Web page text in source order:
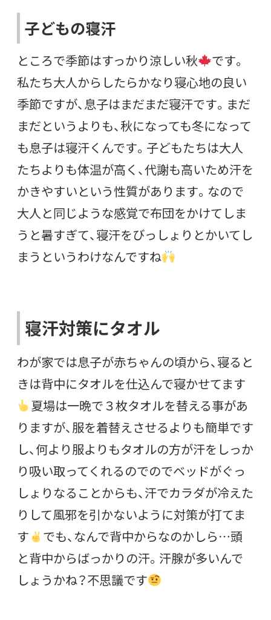
子どもの寝汗
ところで季節はすっかり涼しい秋
です。
私たち大人からしたらかなり寝心地の良い
季節ですが、息子はまだまだ寝汗です。まだ
まだというよりも、秋になっても冬になって
も息子は寝汗くんです。子どもたちは大人
たちよりも体温が高く、代謝も高いため汗を
かきやすいという性質があります。なので
大人と同じような感覚で布団をかけてしま
うと暑すぎて、寝汗をびっしょりとかいてし
まうというわけなんですね
寝汗対策にタオル
わが家では息子が赤ちゃんの頃から、寝ると
きは背中にタオルを仕込んで寝かせてます
夏場は一晩で３枚タオルを替える事があ
りますが、服を着替えさせるよりも簡単です
し、何より服よりもタオルの方が汗をしっか
り吸い取ってくれるのでのでベッドがぐっ
しょりなることからも、汗でカラダが冷えた
りして風邪を引かないように対策が打てま
す
でも、なんで背中からなのかしら…頭
と背中からばっかりの汗。汗腺が多いんで
しょうかね？不思議です